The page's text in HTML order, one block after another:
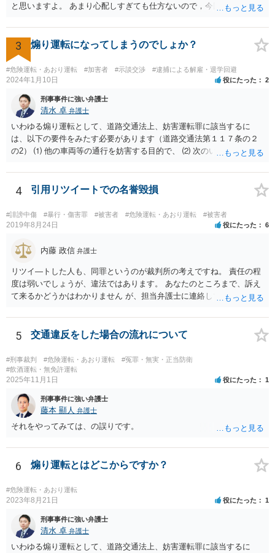
と思いますよ。 あまり心配しすぎても仕方ないので，今回の教訓を今
3 煽り運転になってしまうのでしょか？
#危険運転・あおり運転 #加害者 #示談交渉 #逮捕による解雇・退学回避
2024年1月10日 役にたった 2
刑事事件に強い弁護士
清水 卓 弁護士
いわゆる煽り運転として、道路交通法上、妨害運転罪に該当するに
は、以下の要件をみたす必要があります（道路交通法第１１７条の２
の2） ⑴ 他の車両等の通行を妨害する目的で、 ⑵ 次のいずれかに掲
させるおそれのある方法によるものをした者 ①通行区分違反（対向車
線にはみ出す） ②急ブレーキの禁止違反 ③車間距離不保持等 ④進路
変更禁止違反 ⑤追越し方法違反（危険な追い越し） ⑥減光等義務違反
（執ようなパッシング） ⑦警音器使用制限違反 ⑧安全運転義務違反
（幅寄せや蛇行運転） ⑨高速道路での低速走行（最低速度違反） ⑩高
への該当を心配なされているのではないかと推察致します。 ご投稿
内容からは「前方の車との車間距離が近くなって暫く走行してしまい
ました。」の「暫く」がどの程度の走行時間•距離なのかが定かではあ
りませんが、「他の車両等の通行を妨害する目的」まで認定できるか
疑義があるところです。 また、走行中における一時点で撮影された
るところです。 仮に警察に相談された場合でも、必ずしも立件まで
留まる可能性もあるように思われます。 もし、刑事責任を問われそ
うな話に発展しそうになったら、お住まいの地域等の弁護士に直接相
談なされればよろしいかと思います。
4 引用リツイートでの名誉毀損
#誹謗中傷 #暴行・傷害罪 #被害者 #危険運転・あおり運転 #被害者
2019年8月24日 役にたった 6
内藤 政信 弁護士
リツイ―トした人も、同罪というのが裁判所の考えですね。 責任の程
度は弱いでしょうが、違法ではあります。 あなたのところまで、訴え
て来るかどうかはわかりません が、担当弁護士に連絡して、謝罪して
5 交通違反をした場合の流れについて
#刑事裁判 #危険運転・あおり運転
#冤罪・無実・正当防衛
#飲酒運転・無免許運転
2025年11月1日 役にたった 1
刑事事件に強い弁護士
藤本 顯人 弁護士
それをやってみては、の誤りです。
6 煽り運転とはどこからですか？
#危険運転・あおり運転
2023年8月21日 役にたった 1
刑事事件に強い弁護士
清水 卓 弁護士
いわゆる煽り運転として、道路交通法上、妨害運転罪に該当するに